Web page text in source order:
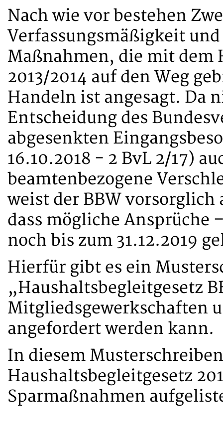
Nach wie vor bestehen
Verfassungsmäßigkeit
Maßnahmen, die mit dem
2013/2014 auf den Weg
Handeln ist angesagt. Da
Entscheidung des
abgesenkten
16.10.2018 - 2 BvL 2/17)
beamtenbezogene
weist der BBW
dass mögliche Ansprüche
noch bis zum 31.12.2019
Hierfür gibt es ein
„Haushaltsbegleitgesetz
Mitgliedsgewerkschaften
angefordert werden kann.
In diesem
Haushaltsbegleitgesetz
Sparmaßnahmen